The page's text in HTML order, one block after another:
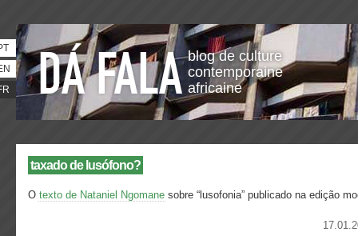
blog de culture
contemporaine
africaine
taxado de lusófono?
O texto de Nataniel Ngomane sobre “lusofonia” publicado na edição